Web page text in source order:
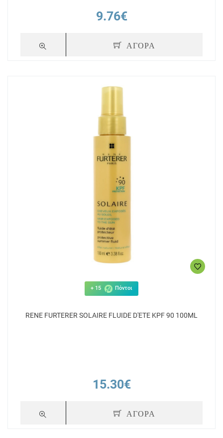
9.76€
ΑΓΟΡΑ
+ 15 Πόντοι
RENE FURTERER SOLAIRE FLUIDE D'ETE KPF 90 100ML
15.30€
ΑΓΟΡΑ